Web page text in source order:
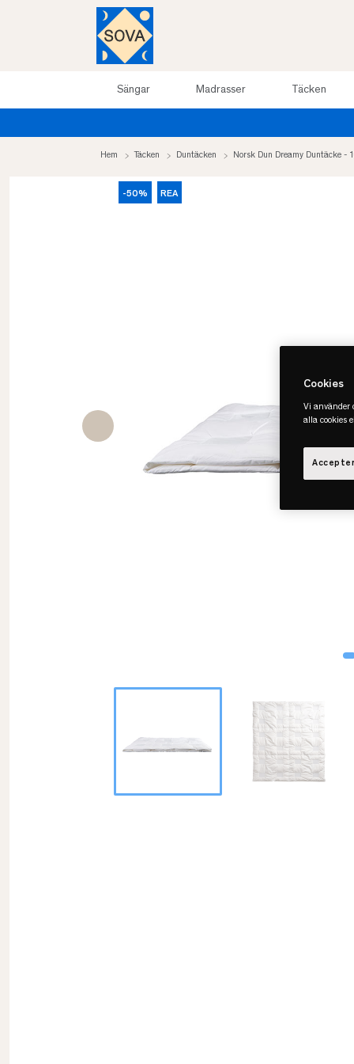
Sängar Madrasser Täcken
Hem Täcken Duntäcken Norsk Dun Dreamy Duntäcke -
-50% REA
Cookies
Vi använder
alla cookies